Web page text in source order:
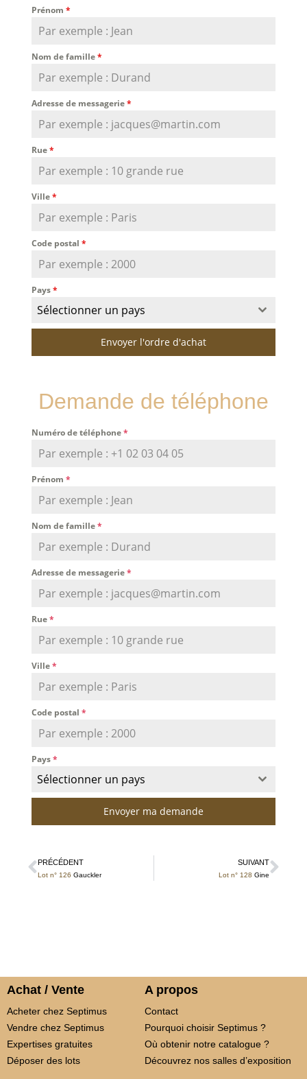
Prénom *
Nom de famille*
Adresse de messagerie*
Rue*
Ville*
Code postal *
Pays*
Sélectionner un pays
Envoyer l'ordre d'achat
Demande de téléphone
Numéro de téléphone*
Prénom *
Nom de famille*
Adresse de messagerie*
Rue*
Ville*
Code postal *
Pays*
Sélectionner un pays
Envoyer ma demande
PRÉCÉDENT
Lot n° 126 Gauckler
SUIVANT
Lot n° 128 Gine
Achat / Vente
Acheter chez Septimus
Vendre chez Septimus
Expertises gratuites
Déposer des lots
A propos
Contact
Pourquoi choisir Septimus ?
Où obtenir notre catalogue ?
Découvrez nos salles d’exposition